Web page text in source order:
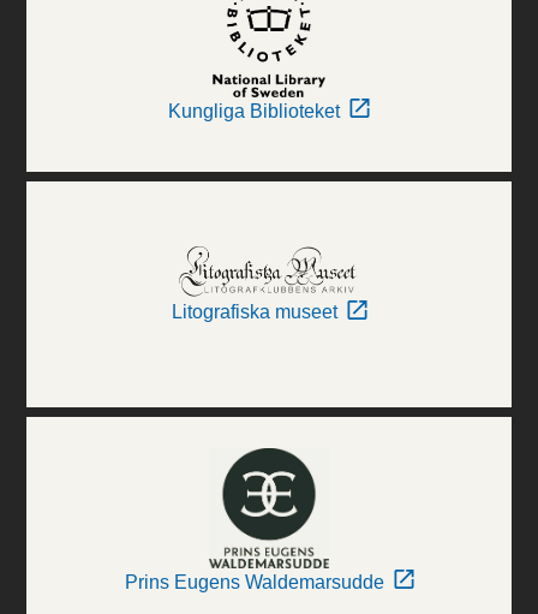
Kungliga Biblioteket
Litografiska museet
Prins Eugens Waldemarsudde